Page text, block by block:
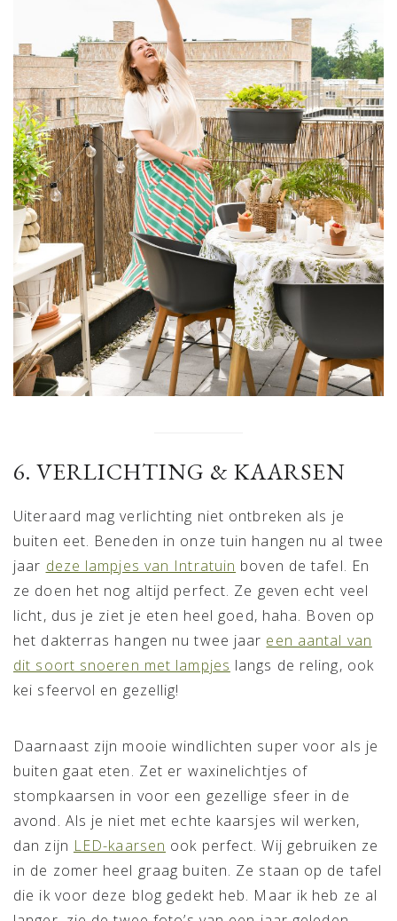
6. VERLICHTING & KAARSEN
Uiteraard mag verlichting niet ontbreken als je
buiten eet. Beneden in onze tuin hangen nu al twee
jaar deze lampjes van Intratuin boven de tafel. En
ze doen het nog altijd perfect. Ze geven echt veel
licht, dus je ziet je eten heel goed, haha. Boven op
het dakterras hangen nu twee jaar een aantal van
dit soort snoeren met lampjes langs de reling, ook
kei sfeervol en gezellig!
Daarnaast zijn mooie windlichten super voor als je
buiten gaat eten. Zet er waxinelichtjes of
stompkaarsen in voor een gezellige sfeer in de
avond. Als je niet met echte kaarsjes wil werken,
dan zijn LED-kaarsen ook perfect. Wij gebruiken ze
in de zomer heel graag buiten. Ze staan op de tafel
die ik voor deze blog gedekt heb. Maar ik heb ze al